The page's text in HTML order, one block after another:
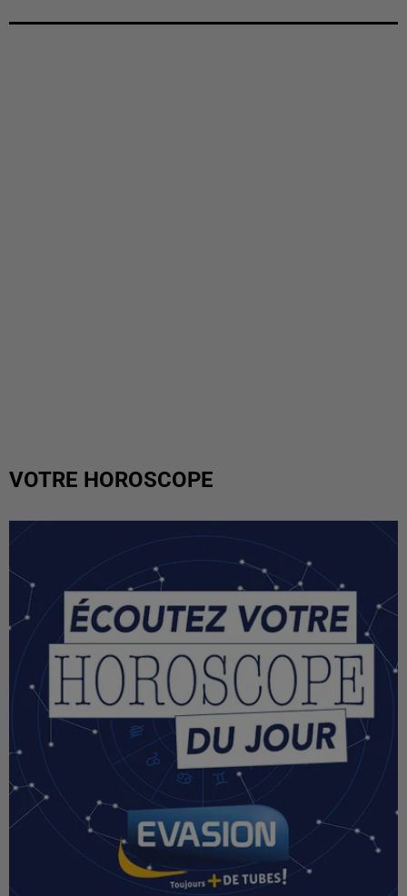
VOTRE HOROSCOPE